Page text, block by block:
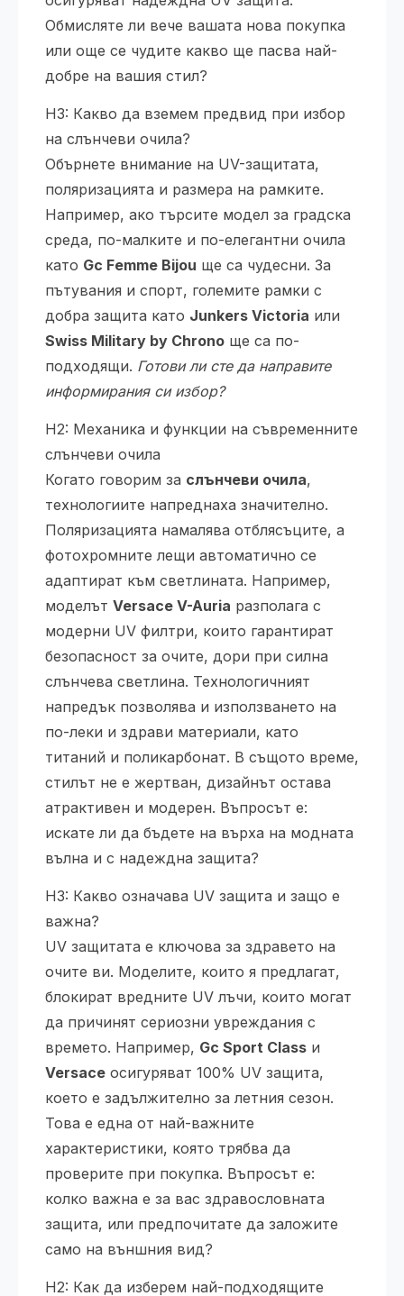
Обмисляте ли вече вашата нова покупка
или още се чудите какво ще пасва най-
добре на вашия стил?
H3: Какво да вземем предвид при избор
на слънчеви очила?
Обърнете внимание на UV-защитата,
поляризацията и размера на рамките.
Например, ако търсите модел за градска
среда, по-малките и по-елегантни очила
като Gc Femme Bijou ще са чудесни. За
пътувания и спорт, големите рамки с
добра защита като Junkers Victoria или
Swiss Military by Chrono ще са по-
подходящи. Готови ли сте да направите
информирания си избор?
H2: Механика и функции на съвременните
слънчеви очила
Когато говорим за слънчеви очила,
технологиите напреднаха значително.
Поляризацията намалява отблясъците, а
фотохромните лещи автоматично се
адаптират към светлината. Например,
моделът Versace V-Auria разполага с
модерни UV филтри, които гарантират
безопасност за очите, дори при силна
слънчева светлина. Технологичният
напредък позволява и използването на
по-леки и здрави материали, като
титаний и поликарбонат. В същото време,
стилът не е жертван, дизайнът остава
атрактивен и модерен. Въпросът е:
искате ли да бъдете на върха на модната
вълна и с надеждна защита?
H3: Какво означава UV защита и защо е
важна?
UV защитата е ключова за здравето на
очите ви. Моделите, които я предлагат,
блокират вредните UV лъчи, които могат
да причинят сериозни увреждания с
времето. Например, Gc Sport Class и
Versace осигуряват 100% UV защита,
което е задължително за летния сезон.
Това е една от най-важните
характеристики, която трябва да
проверите при покупка. Въпросът е:
колко важна е за вас здравословната
защита, или предпочитате да заложите
само на външния вид?
H2: Как да изберем най-подходящите